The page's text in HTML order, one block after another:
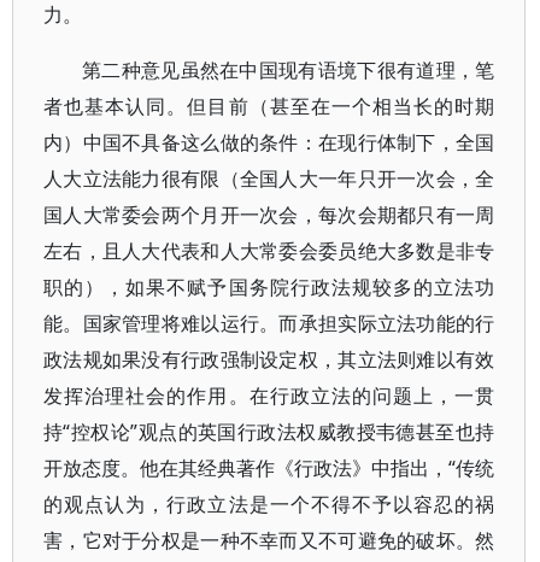
力。
第二种意见虽然在中国现有语境下很有道理，笔
者也基本认同。但目前（甚至在一个相当长的时期
内）中国不具备这么做的条件：在现行体制下，全国
人大立法能力很有限（全国人大一年只开一次会，全
国人大常委会两个月开一次会，每次会期都只有一周
左右，且人大代表和人大常委会委员绝大多数是非专
职的），如果不赋予国务院行政法规较多的立法功
能。国家管理将难以运行。而承担实际立法功能的行
政法规如果没有行政强制设定权，其立法则难以有效
发挥治理社会的作用。在行政立法的问题上，一贯
持“控权论”观点的英国行政法权威教授韦德甚至也持
开放态度。他在其经典著作《行政法》中指出，“传统
的观点认为，行政立法是一个不得不予以容忍的祸
害，它对于分权是一种不幸而又不可避免的破坏。然